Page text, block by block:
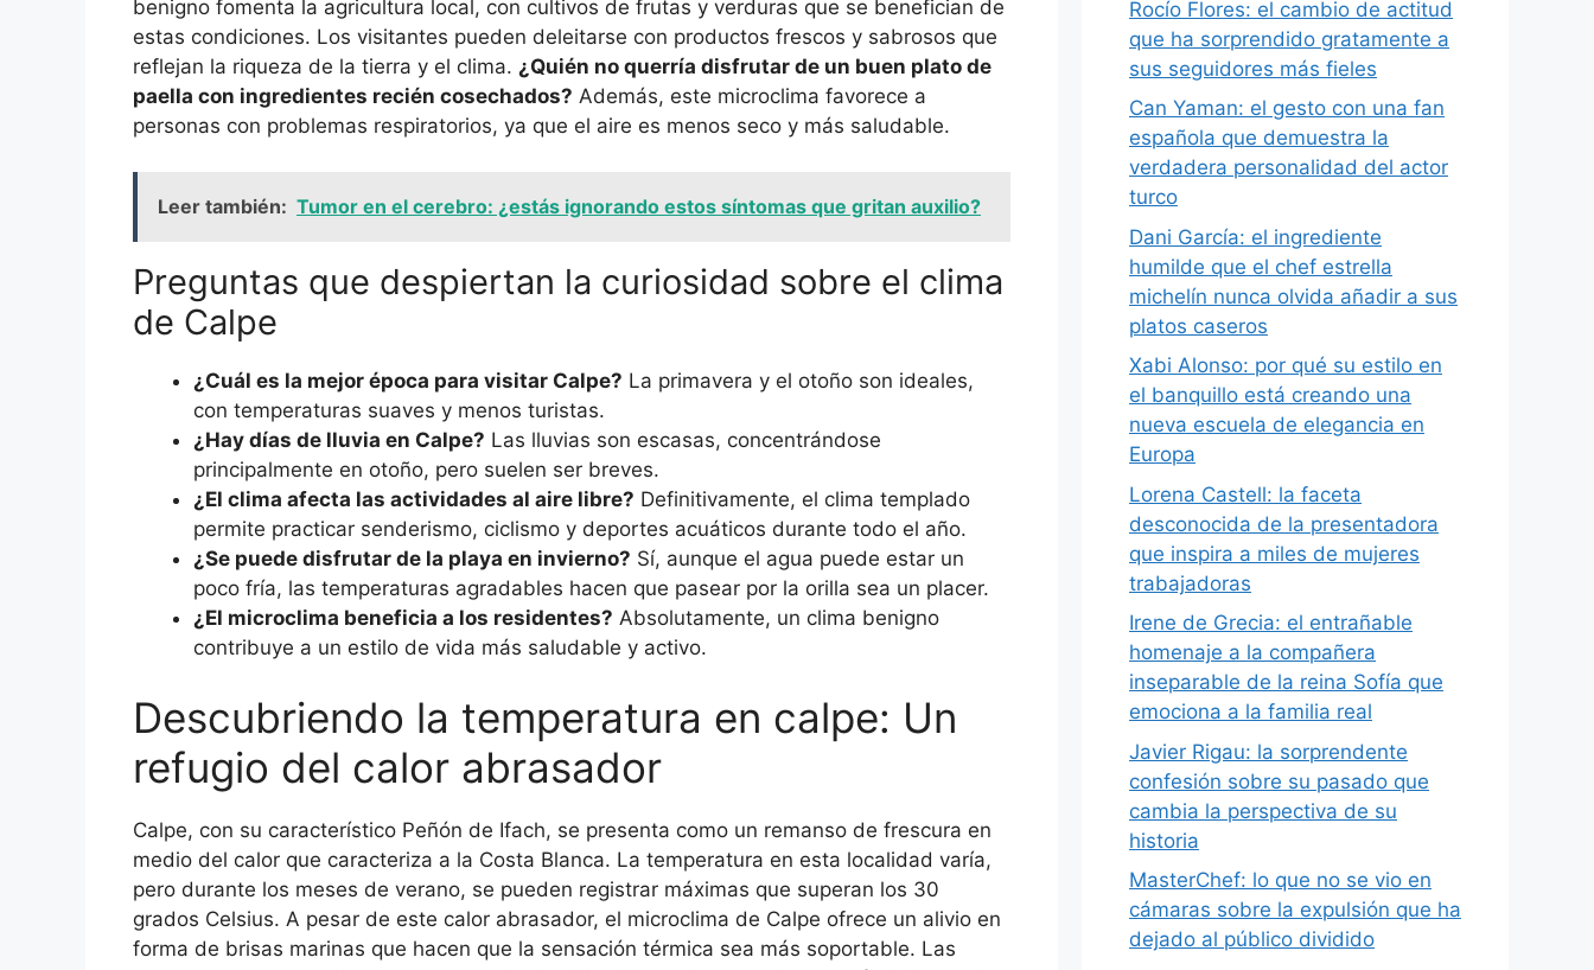
benigno fomenta la agricultura local, con cultivos de frutas y verduras que se benefician de
estas condiciones. Los visitantes pueden deleitarse con productos frescos y sabrosos que
reflejan la riqueza de la tierra y el clima. ¿Quién no querría disfrutar de un buen plato de
paella con ingredientes recién cosechados? Además, este microclima favorece a
personas con problemas respiratorios, ya que el aire es menos seco y más saludable.
Leer también: Tumor en el cerebro: ¿estás ignorando estos síntomas que gritan auxilio?
Preguntas que despiertan la curiosidad sobre el clima
de Calpe
¿Cuál es la mejor época para visitar Calpe? La primavera y el otoño son ideales,
con temperaturas suaves y menos turistas.
¿Hay días de lluvia en Calpe? Las lluvias son escasas, concentrándose
principalmente en otoño, pero suelen ser breves.
¿El clima afecta las actividades al aire libre? Definitivamente, el clima templado
permite practicar senderismo, ciclismo y deportes acuáticos durante todo el año.
¿Se puede disfrutar de la playa en invierno? Sí, aunque el agua puede estar un
poco fría, las temperaturas agradables hacen que pasear por la orilla sea un placer.
¿El microclima beneficia a los residentes? Absolutamente, un clima benigno
contribuye a un estilo de vida más saludable y activo.
Descubriendo la temperatura en calpe: Un
refugio del calor abrasador
Calpe, con su característico Peñón de Ifach, se presenta como un remanso de frescura en
medio del calor que caracteriza a la Costa Blanca. La temperatura en esta localidad varía,
pero durante los meses de verano, se pueden registrar máximas que superan los 30
grados Celsius. A pesar de este calor abrasador, el microclima de Calpe ofrece un alivio en
forma de brisas marinas que hacen que la sensación térmica sea más soportable. Las
Rocío Flores: el cambio de actitud
que ha sorprendido gratamente a
sus seguidores más fieles
Can Yaman: el gesto con una fan
española que demuestra la
verdadera personalidad del actor
turco
Dani García: el ingrediente
humilde que el chef estrella
michelín nunca olvida añadir a sus
platos caseros
Xabi Alonso: por qué su estilo en
el banquillo está creando una
nueva escuela de elegancia en
Europa
Lorena Castell: la faceta
desconocida de la presentadora
que inspira a miles de mujeres
trabajadoras
Irene de Grecia: el entrañable
homenaje a la compañera
inseparable de la reina Sofía que
emociona a la familia real
Javier Rigau: la sorprendente
confesión sobre su pasado que
cambia la perspectiva de su
historia
MasterChef: lo que no se vio en
cámaras sobre la expulsión que ha
dejado al público dividido